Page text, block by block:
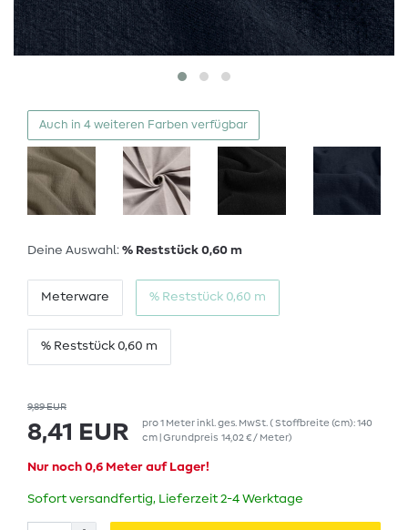
Auch in 4 weiteren Farben verfügbar
Deine Auswahl: % Reststück 0,60 m
Meterware % Reststück 0,60 m
% Reststück 0,60 m
9,89 EUR
8,41 EUR pro1 Meterinkl. ges. MwSt. ( Stoffbreite (cm): 140
cm | Grundpreis 14,02 € / Meter)
Nur noch 0,6 Meter auf Lager!
Sofort versandfertig, Lieferzeit 2-4 Werktage